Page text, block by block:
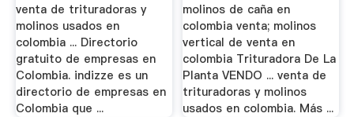
venta de trituradoras y
molinos usados en
colombia ... Directorio
gratuito de empresas en
Colombia. indizze es un
directorio de empresas en
Colombia que ...
molinos de caña en
colombia venta; molinos
vertical de venta en
colombia Trituradora De La
Planta VENDO ... venta de
trituradoras y molinos
usados en colombia. Más ...